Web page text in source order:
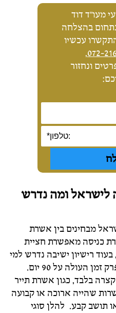
מעו"ד דוד
בהצלחה
התקשרו עכשיו
072-
,
ונחזור
לישראל ומה נדרש
מבחינים בין אשרת
כניסה מאפשרת חציית
רישיון ישיבה נדרש למי
שמעוניין להישאר בישראל לפרק זמן העולה על 90 יום.
בלבד, כגון אשרת תייר
שהייה ארוכה או קבועה
תושב ארעי (א-5) או תושב קבע. להלן סוגי